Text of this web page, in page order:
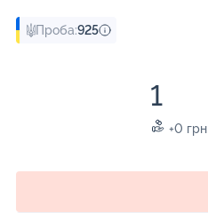
Проба:925
1
+0